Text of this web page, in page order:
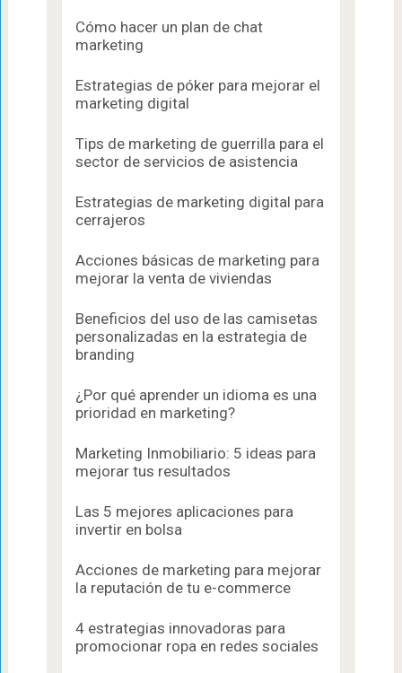
Cómo hacer un plan de chat
marketing
Estrategias de póker para mejorar el
marketing digital
Tips de marketing de guerrilla para el
sector de servicios de asistencia
Estrategias de marketing digital para
cerrajeros
Acciones básicas de marketing para
mejorar la venta de viviendas
Beneficios del uso de las camisetas
personalizadas en la estrategia de
branding
¿Por qué aprender un idioma es una
prioridad en marketing?
Marketing Inmobiliario: 5 ideas para
mejorar tus resultados
Las 5 mejores aplicaciones para
invertir en bolsa
Acciones de marketing para mejorar
la reputación de tu e-commerce
4 estrategias innovadoras para
promocionar ropa en redes sociales